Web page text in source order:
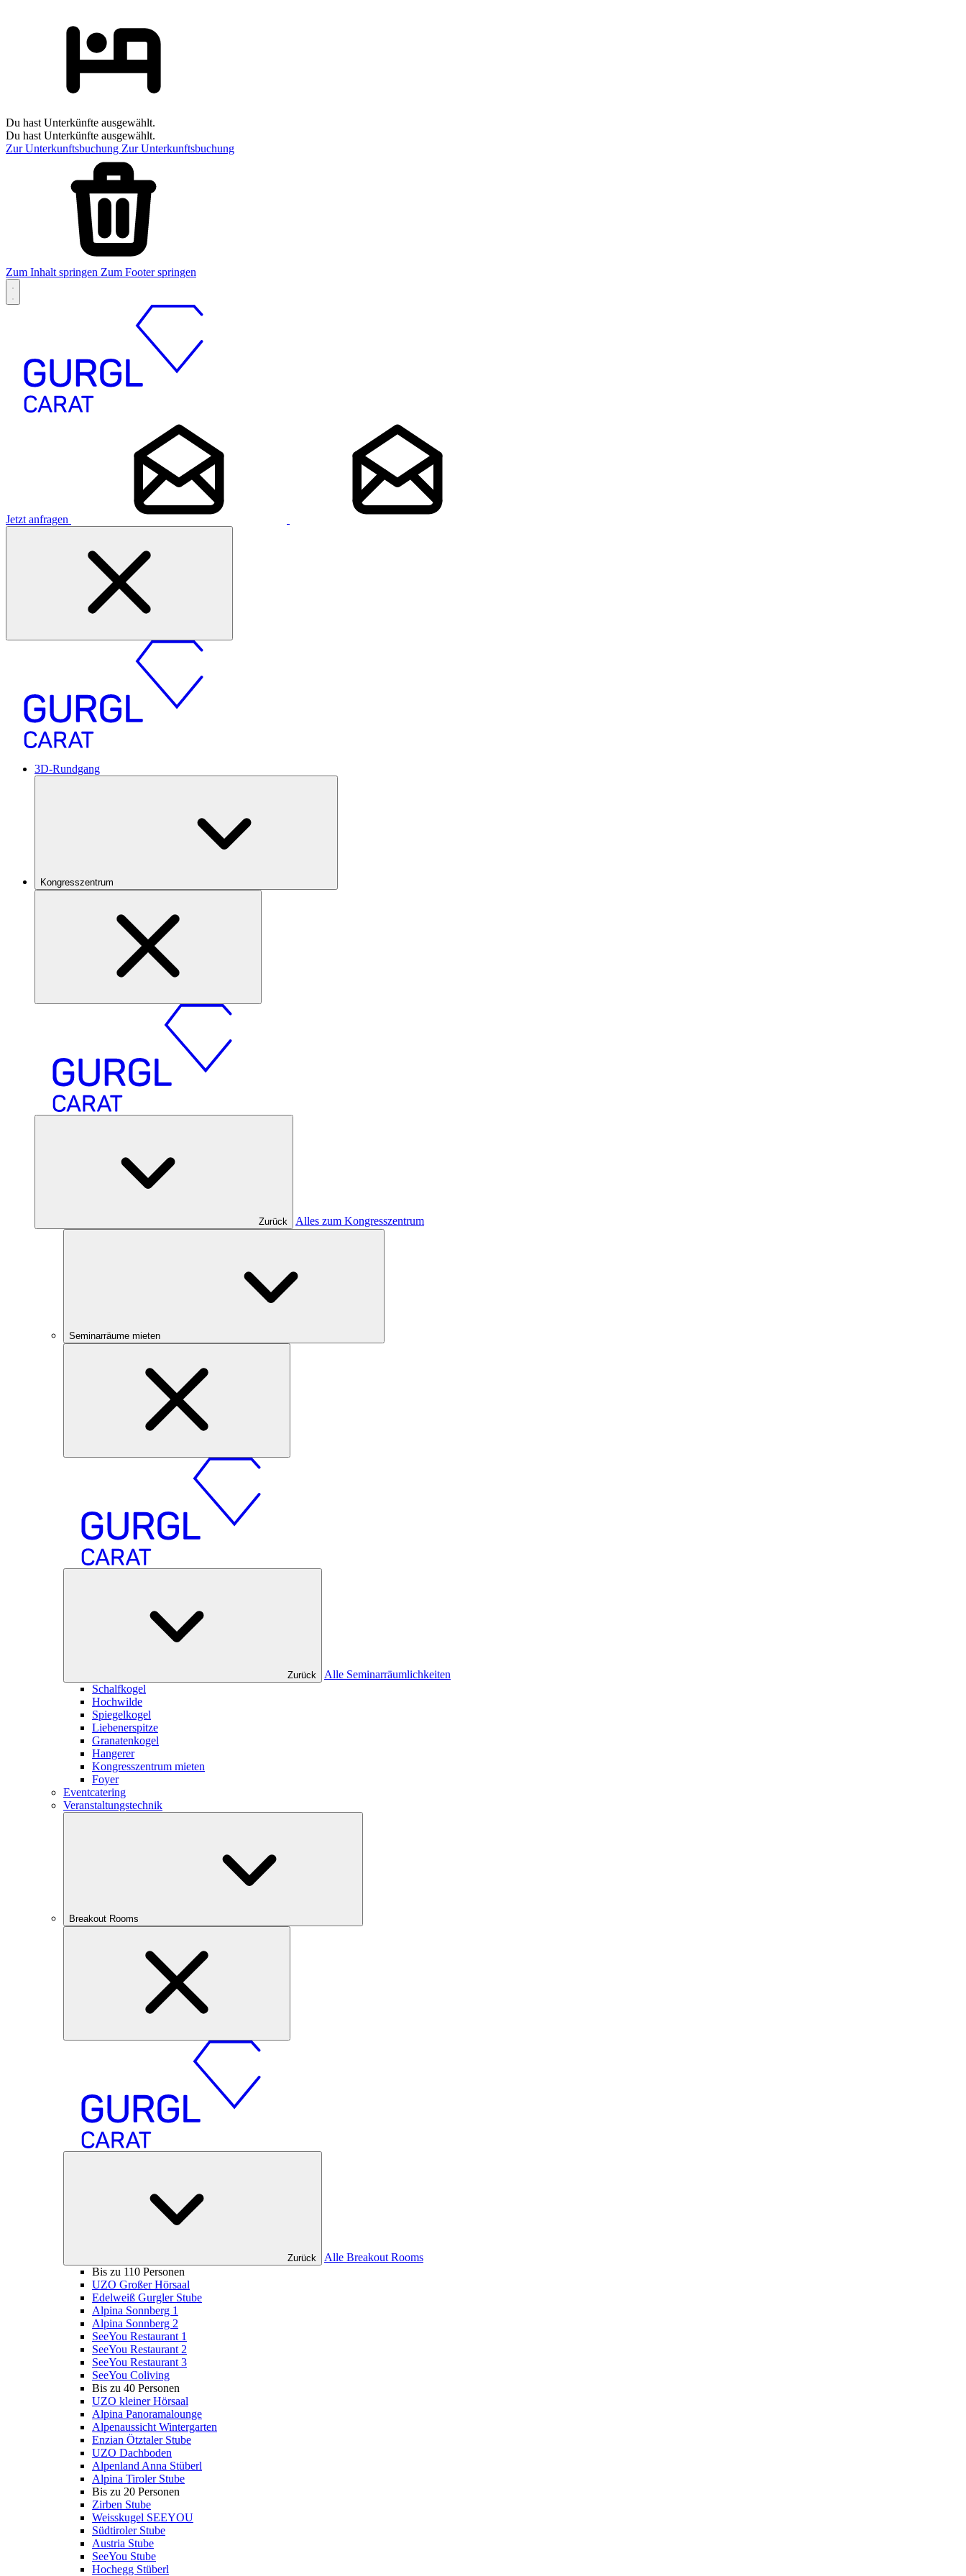
Du hast Unterkünfte ausgewählt.
Du hast Unterkünfte ausgewählt.
Zur Unterkunftsbuchung Zur Unterkunftsbuchung
Zum Inhalt springen Zum Footer springen
Jetzt anfragen
3D-Rundgang
Kongresszentrum
Zurück Alles zum Kongresszentrum
Seminarräume mieten
Zurück
Alle Seminarräumlichkeiten
Schalfkogel
Hochwilde
Spiegelkogel
Liebenerspitze
Granatenkogel
Hangerer
Kongresszentrum mieten
Foyer
Eventcatering
Veranstaltungstechnik
Breakout Rooms
Zurück
Alle Breakout Rooms
Bis zu 110 Personen
UZO Großer Hörsaal
Edelweiß Gurgler Stube
Alpina Sonnberg 1
Alpina Sonnberg 2
SeeYou Restaurant 1
SeeYou Restaurant 2
SeeYou Restaurant 3
SeeYou Coliving
Bis zu 40 Personen
UZO kleiner Hörsaal
Alpina Panoramalounge
Alpenaussicht Wintergarten
Enzian Ötztaler Stube
UZO Dachboden
Alpenland Anna Stüberl
Alpina Tiroler Stube
Bis zu 20 Personen
Zirben Stube
Weisskugel SEEYOU
Südtiroler Stube
Austria Stube
SeeYou Stube
Hochegg Stüberl